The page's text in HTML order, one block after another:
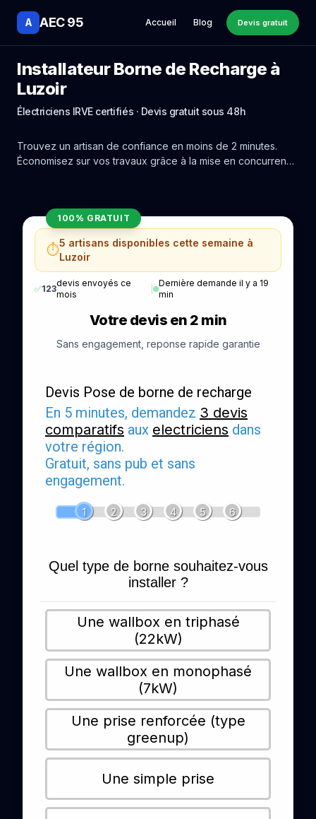
A AEC 95 Accueil Blog Devis gratuit
Installateur Borne de Recharge à
Luzoir
Électriciens IRVE certifiés · Devis gratuit sous 48h
Trouvez un artisan de confiance en moins de 2 minutes.
Économisez sur vos travaux grâce à la mise en concurrence
100% GRATUIT
⏱️5 artisans disponibles cette semaine à
Luzoir
✅123
devis envoyés ce
mois
Dernière demande il y a 19
min
Votre devis en 2 min
Sans engagement, reponse rapide garantie
Devis Pose de borne de recharge
En 5 minutes, demandez 3 devis
comparatifs aux electriciens dans
votre région.
Gratuit, sans pub et sans
engagement.
1 2 3 4 5 6
Quel type de borne souhaitez-vous
installer ?
Une wallbox en triphasé
(22kW)
Une wallbox en monophasé
(7kW)
Une prise renforcée (type
greenup)
Une simple prise